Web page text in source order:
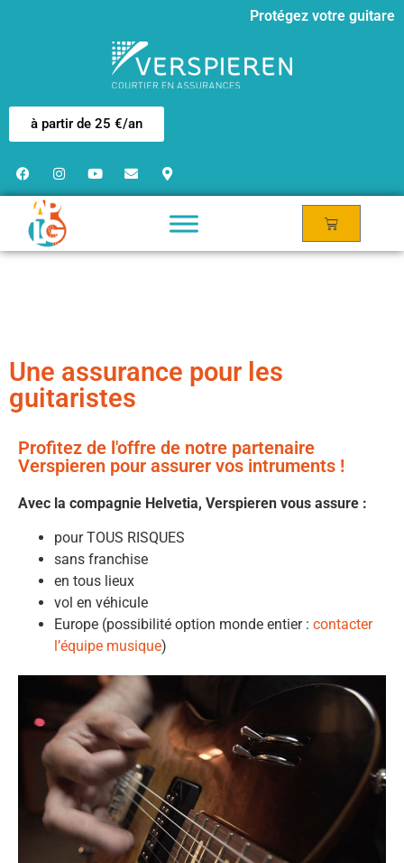
Protégez votre guitare
à partir de 25 €/an
Une assurance pour les
guitaristes
Profitez de l'offre de notre partenaire
Verspieren pour assurer vos intruments !
Avec la compagnie Helvetia, Verspieren vous assure :
pour TOUS RISQUES
sans franchise
en tous lieux
vol en véhicule
Europe (possibilité option monde entier : contacter
l’équipe musique)